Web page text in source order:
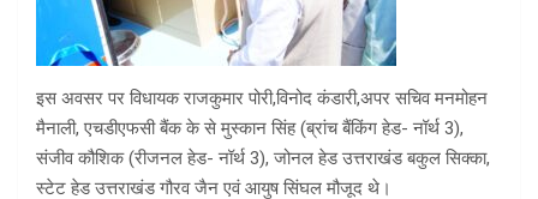
इस अवसर पर विधायक राजकुमार पोरी,विनोद कंडारी,अपर सचिव मनमोहन
मैनाली, एचडीएफसी बैंक के से मुस्कान सिंह (ब्रांच बैंकिंग हेड- नॉर्थ 3),
संजीव कौशिक (रीजनल हेड- नॉर्थ 3), जोनल हेड उत्तराखंड बकुल सिक्का,
स्टेट हेड उत्तराखंड गौरव जैन एवं आयुष सिंघल मौजूद थे।